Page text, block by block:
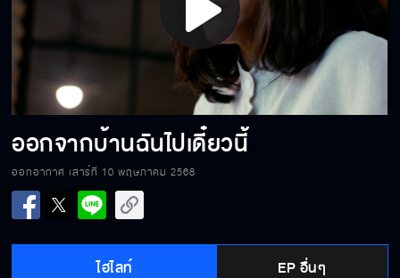
Play
Video
ออกจากบ้านฉันไปเดี๋ยวนี้
ออกอากาศ เสาร์ที่ 10 พฤษภาคม 2568
ไฮไลท์ EP อื่นๆ
การยอมไม่ได้แปลว่าแพ้เสมอไป
พ่อวางแผนเรียกค่าไถ่ตัวเองเพราะเงินใช่มั้ย
คนขี้ขโมยพวกนั้นทำอะไรก็ต้องพินาศ